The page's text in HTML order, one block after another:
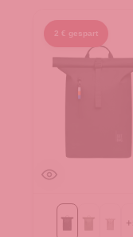
2 € gespart
Blackbass
+